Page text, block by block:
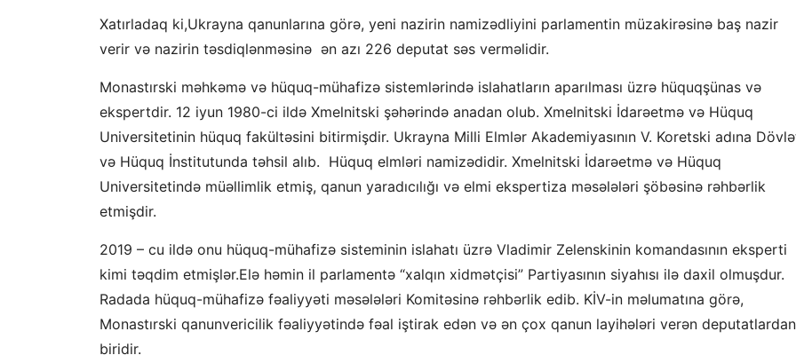
Xatırladaq ki,Ukrayna qanunlarına görə, yeni nazirin namizədliyini parlamentin müzakirəsinə baş nazir
verir və nazirin təsdiqlənməsinə ən azı 226 deputat səs verməlidir.
Monastırski məhkəmə və hüquq-mühafizə sistemlərində islahatların aparılması üzrə hüquqşünas və
ekspertdir. 12 iyun 1980-ci ildə Xmelnitski şəhərində anadan olub. Xmelnitski İdarəetmə və Hüquq
Universitetinin hüquq fakültəsini bitirmişdir. Ukrayna Milli Elmlər Akademiyasının V. Koretski adına
və Hüquq İnstitutunda təhsil alıb. Hüquq elmləri namizədidir. Xmelnitski İdarəetmə və Hüquq
Universitetində müəllimlik etmiş, qanun yaradıcılığı və elmi ekspertiza məsələləri şöbəsinə rəhbərlik
etmişdir.
2019 – cu ildə onu hüquq-mühafizə sisteminin islahatı üzrə Vladimir Zelenskinin komandasının eksperti
kimi təqdim etmişlər.Elə həmin il parlamentə “xalqın xidmətçisi” Partiyasının siyahısı ilə daxil olmuşdur.
Radada hüquq-mühafizə fəaliyyəti məsələləri Komitəsinə rəhbərlik edib. KİV-in məlumatına görə,
Monastırski qanunvericilik fəaliyyətində fəal iştirak edən və ən çox qanun layihələri verən deputatlardan
biridir.